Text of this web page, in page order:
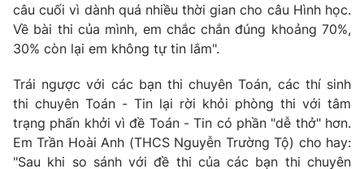
Thị trường
Lịch phát sóng
Chuyên mục khác
Emagazine Podcast
câu cuối vì dành quá nhiều thời gian cho câu Hình học.
Về bài thi của mình, em chắc chắn đúng khoảng 70%,
30% còn lại em không tự tin lắm".
Trái ngược với các bạn thi chuyên Toán, các thí sinh
thi chuyên Toán - Tin lại rời khỏi phòng thi với tâm
trạng phấn khởi vì đề Toán - Tin có phần "dễ thở" hơn.
Em Trần Hoài Anh (THCS Nguyễn Trường Tộ) cho hay:
"Sau khi so sánh với đề thi của các bạn thi chuyên